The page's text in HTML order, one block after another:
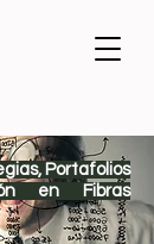
Portafolios
en Fibras